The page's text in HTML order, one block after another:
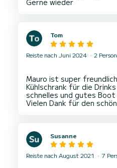
Tom
Reiste nach Juni 2024 2
Mauro ist super
Kühlschrank für die
schnelles und gutes Boot
Susanne
Reiste nach August 2021 7